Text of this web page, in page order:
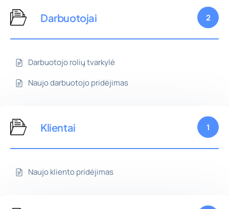
Darbuotojai 2
Darbuotojo rolių tvarkylė
Naujo darbuotojo pridėjimas
Klientai 1
Naujo kliento pridėjimas